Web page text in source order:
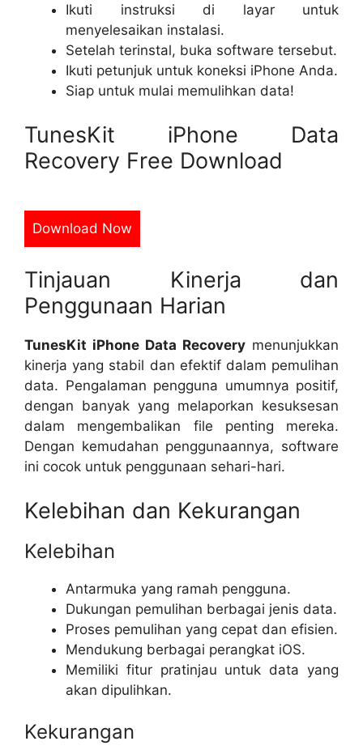
Ikuti instruksi di layar untuk
menyelesaikan instalasi.
Setelah terinstal, buka software tersebut.
Ikuti petunjuk untuk koneksi iPhone Anda.
Siap untuk mulai memulihkan data!
TunesKit iPhone Data
Recovery Free Download
Download Now
Tinjauan Kinerja dan
Penggunaan Harian
TunesKit iPhone Data Recovery menunjukkan
kinerja yang stabil dan efektif dalam pemulihan
data. Pengalaman pengguna umumnya positif,
dengan banyak yang melaporkan kesuksesan
dalam mengembalikan file penting mereka.
Dengan kemudahan penggunaannya, software
ini cocok untuk penggunaan sehari-hari.
Kelebihan dan Kekurangan
Kelebihan
Antarmuka yang ramah pengguna.
Dukungan pemulihan berbagai jenis data.
Proses pemulihan yang cepat dan efisien.
Mendukung berbagai perangkat iOS.
Memiliki fitur pratinjau untuk data yang
akan dipulihkan.
Kekurangan